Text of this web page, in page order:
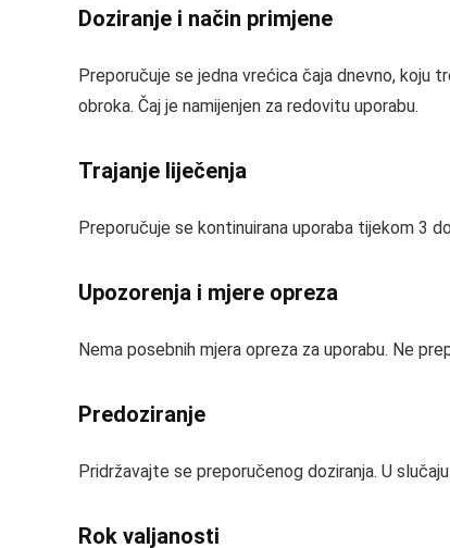
Doziranje i način primjene
Preporučuje se jedna vrećica čaja dnevno, koju
obroka. Čaj je namijenjen za redovitu uporabu.
Trajanje liječenja
Preporučuje se kontinuirana uporaba tijekom 3
Upozorenja i mjere opreza
Nema posebnih mjera opreza za uporabu. Ne
Predoziranje
Pridržavajte se preporučenog doziranja. U
Rok valjanosti